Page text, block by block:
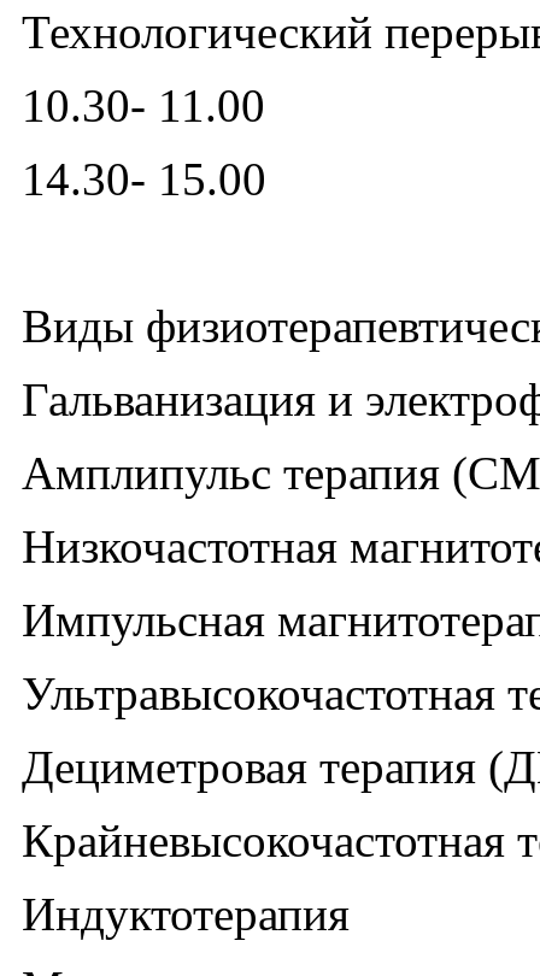
Технологический
10.30- 11.00
14.30- 15.00
Виды
Гальванизация и
Амплипульс терапия
Низкочастотная
Импульсная
Ультравысокочастотная
Дециметровая терапия
Крайневысокочастотная
Индуктотерапия